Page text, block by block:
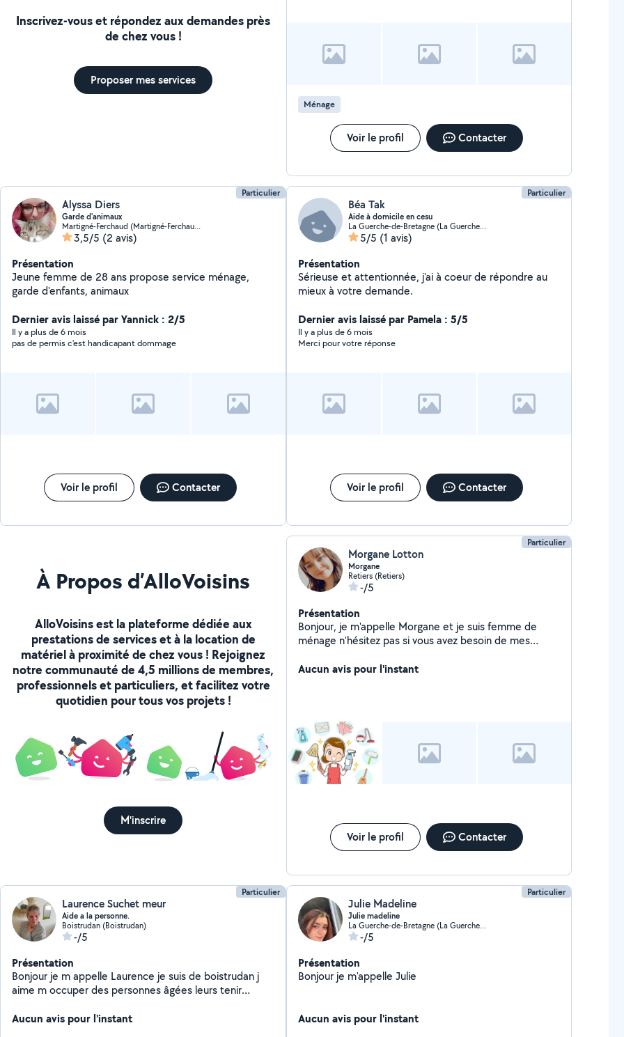
Inscrivez-vous et répondez aux demandes près
de chez vous !
Proposer mes services
Ménage
Voir le profil Contacter
Particulier
Alyssa Diers
Garde d'animaux
Martigné-Ferchaud (Martigné-Ferchaud)
3,5/5 (2 avis)
Présentation
Jeune femme de 28 ans propose service ménage,
garde d'enfants, animaux
Dernier avis laissé par Yannick : 2/5
Il y a plus de 6 mois
pas de permis c'est handicapant dommage
Voir le profil Contacter
Particulier
Béa Tak
Aide à domicile en cesu
La Guerche-de-Bretagne (La Guerche-de-Bretagne)
5/5 (1 avis)
Présentation
Sérieuse et attentionnée, j'ai à coeur de répondre au
mieux à votre demande.
Dernier avis laissé par Pamela : 5/5
Il y a plus de 6 mois
Merci pour votre réponse
Voir le profil Contacter
À Propos d’AlloVoisins
AlloVoisins est la plateforme dédiée aux
prestations de services et à la location de
matériel à proximité de chez vous ! Rejoignez
notre communauté de 4,5 millions de membres,
professionnels et particuliers, et facilitez votre
quotidien pour tous vos projets !
M'inscrire
Particulier
Morgane Lotton
Morgane
Retiers (Retiers)
-/5
Présentation
Bonjour, je m'appelle Morgane et je suis femme de
ménage n'hésitez pas si vous avez besoin de mes
Aucun avis pour l'instant
Voir le profil Contacter
Particulier
Laurence Suchet meur
Aide a la personne.
Boistrudan (Boistrudan)
-/5
Présentation
Bonjour je m appelle Laurence je suis de boistrudan j
aime m occuper des personnes âgées leurs tenir
quotidiens j ai 7 ans expérience en auxiliaire de vie plus
Aucun avis pour l'instant
Particulier
Julie Madeline
Julie madeline
La Guerche-de-Bretagne (La Guerche-de-Bretagne)
-/5
Présentation
Bonjour je m'appelle Julie
Aucun avis pour l'instant